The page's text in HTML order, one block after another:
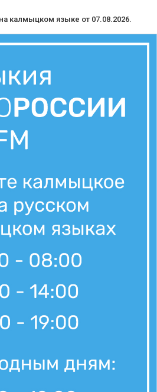
калмыцком языке от 07.08.2026.